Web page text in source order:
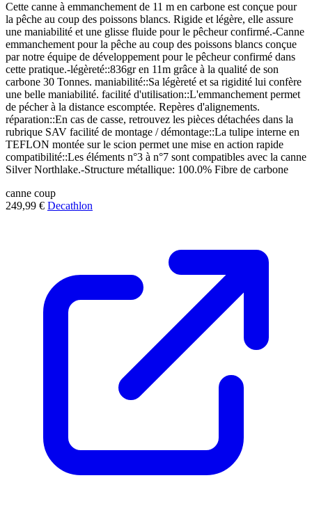
Cette canne à emmanchement de 11 m en carbone est conçue pour
la pêche au coup des poissons blancs. Rigide et légère, elle assure
une maniabilité et une glisse fluide pour le pêcheur confirmé.-Canne
emmanchement pour la pêche au coup des poissons blancs conçue
par notre équipe de développement pour le pêcheur confirmé dans
cette pratique.-légèreté::836gr en 11m grâce à la qualité de son
carbone 30 Tonnes. maniabilité::Sa légèreté et sa rigidité lui confère
une belle maniabilité. facilité d'utilisation::L'emmanchement permet
de pécher à la distance escomptée. Repères d'alignements.
réparation::En cas de casse, retrouvez les pièces détachées dans la
rubrique SAV facilité de montage / démontage::La tulipe interne en
TEFLON montée sur le scion permet une mise en action rapide
compatibilité::Les éléments n°3 à n°7 sont compatibles avec la canne
Silver Northlake.-Structure métallique: 100.0% Fibre de carbone
canne coup
249,99 € Decathlon